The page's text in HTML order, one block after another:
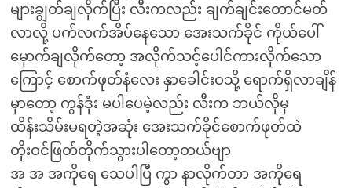
များချွတ်ချလိုက်ပြီး လီးကလည်း ချက်ချင်းတောင်မတ်
လာလို့ ပက်လက်အိပ်နေသော အေးသက်ခိုင် ကိုယ်ပေါ်
မှောက်ချလိုက်တော့ အလိုက်သင့်ပေါင်ကားလိုက်သော
ကြောင့် စောက်ဖုတ်နံလေး နှာခေါင်းဝသို့ ရောက်ရှိလာချိန်
မှာတော့ ကွန်ဒုံး မပါပေမဲ့လည်း လီးက ဘယ်လိုမှ
ထိန်းသိမ်းမရတဲ့အဆုံး အေးသက်ခိုင်စောက်ဖုတ်ထဲ
တိုးဝင်ဖြတ်တိုက်သွားပါတော့တယ်ဗျာ
အ အ အကိုရေ သေပါပြီ ကွာ နာလိုက်တာ အကိုရေ